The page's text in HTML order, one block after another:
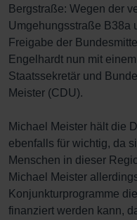
Bergstraße: Wegen der
Umgehungsstraße B38a
Freigabe der
Engelhardt nun mit
Staatssekretär und
Meister (CDU).
Michael Meister hält die
ebenfalls für wichtig, da
Menschen in dieser
Michael Meister
Konjunkturprogramme
finanziert werden kann,